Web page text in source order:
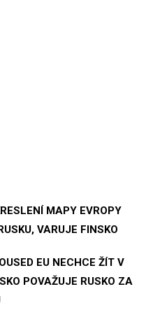
MAPY EVROPY
VARUJE FINSKO
EU NECHCE ŽÍT V
POVAŽUJE RUSKO ZA